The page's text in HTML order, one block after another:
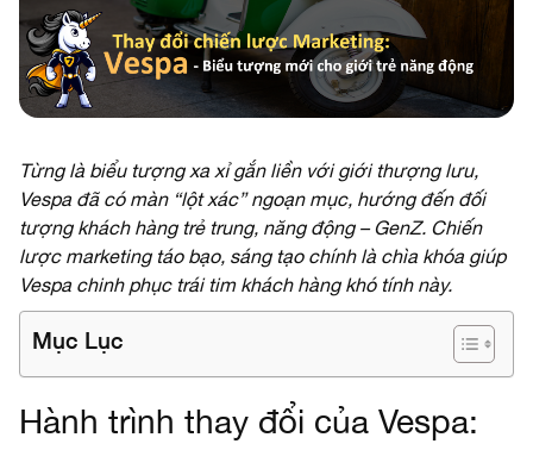
Từng là biểu tượng xa xỉ gắn liền với giới thượng lưu,
Vespa đã có màn “lột xác” ngoạn mục, hướng đến đối
tượng khách hàng trẻ trung, năng động – GenZ. Chiến
lược marketing táo bạo, sáng tạo chính là chìa khóa giúp
Vespa chinh phục trái tim khách hàng khó tính này.
Mục Lục
Hành trình thay đổi của Vespa: